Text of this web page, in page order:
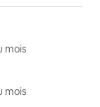
mois
mois